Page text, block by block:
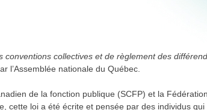
conventions collectives et de règlement des
l’Assemblée nationale du Québec.
de la fonction publique (SCFP) et la
cette loi a été écrite et pensée par des individus qui